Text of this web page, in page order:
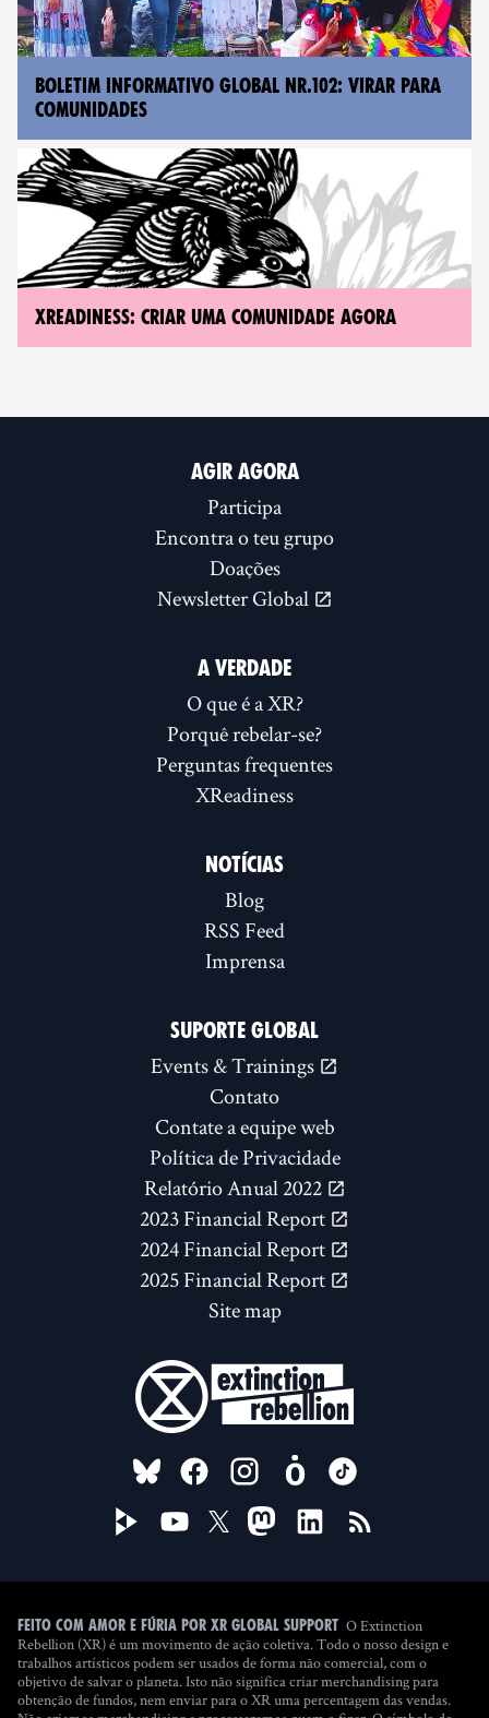
BOLETIM INFORMATIVO GLOBAL NR.102: VIRAR PARA
COMUNIDADES
XREADINESS: CRIAR UMA COMUNIDADE AGORA
AGIR AGORA
Participa
Encontra o teu grupo
Doações
Newsletter Global
A VERDADE
O que é a XR?
Porquê rebelar-se?
Perguntas frequentes
XReadiness
NOTÍCIAS
Blog
RSS Feed
Imprensa
SUPORTE GLOBAL
Events & Trainings
Contato
Contate a equipe web
Política de Privacidade
Relatório Anual 2022
2023 Financial Report
2024 Financial Report
2025 Financial Report
Site map
FOLLOW US ON
Feito com amor e fúria por XR Global Support O Extinction
Rebellion (XR) é um movimento de ação coletiva. Todo o nosso design e
trabalhos artísticos podem ser usados de forma não comercial, com o
objetivo de salvar o planeta. Isto não significa criar merchandising para
obtenção de fundos, nem enviar para o XR uma percentagem das vendas.